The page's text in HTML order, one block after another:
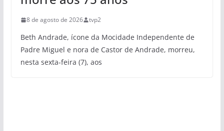
8 de agosto de 2026 tvp2
Beth Andrade, ícone da Mocidade Independente de
Padre Miguel e nora de Castor de Andrade, morreu,
nesta sexta-feira (7), aos